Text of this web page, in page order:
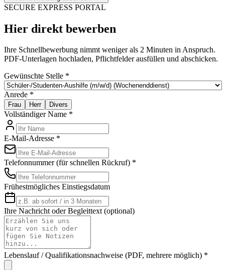
SECURE EXPRESS PORTAL
Hier direkt bewerben
Ihre Schnellbewerbung nimmt weniger als 2 Minuten in Anspruch.
PDF-Unterlagen hochladen, Pflichtfelder ausfüllen und abschicken.
Gewünschte Stelle *
Anrede *
Frau Herr Divers
Vollständiger Name *
E-Mail-Adresse *
Telefonnummer (für schnellen Rückruf) *
Frühestmögliches Einstiegsdatum
Ihre Nachricht oder Begleittext (optional)
Lebenslauf / Qualifikationsnachweise (PDF, mehrere möglich) *